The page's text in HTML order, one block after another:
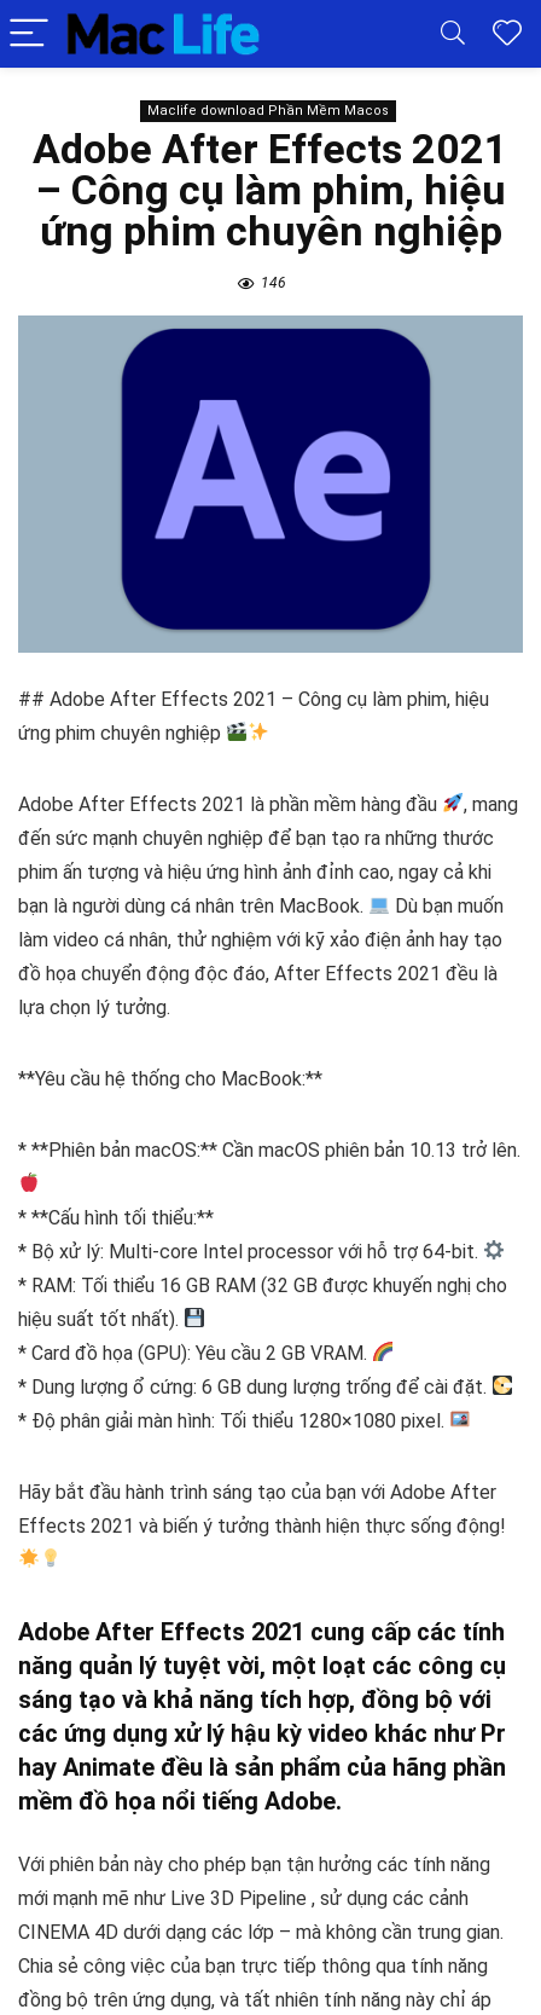
Maclife download Phần Mềm Macos
Adobe After Effects 2021
– Công cụ làm phim, hiệu
ứng phim chuyên nghiệp
146
## Adobe After Effects 2021 – Công cụ làm phim, hiệu
ứng phim chuyên nghiệp
Adobe After Effects 2021 là phần mềm hàng đầu
, mang
đến sức mạnh chuyên nghiệp để bạn tạo ra những thước
phim ấn tượng và hiệu ứng hình ảnh đỉnh cao, ngay cả khi
bạn là người dùng cá nhân trên MacBook.
Dù bạn muốn
làm video cá nhân, thử nghiệm với kỹ xảo điện ảnh hay tạo
đồ họa chuyển động độc đáo, After Effects 2021 đều là
lựa chọn lý tưởng.
**Yêu cầu hệ thống cho MacBook:**
* **Phiên bản macOS:** Cần macOS phiên bản 10.13 trở lên.
* **Cấu hình tối thiểu:**
* Bộ xử lý: Multi-core Intel processor với hỗ trợ 64-bit.
* RAM: Tối thiểu 16 GB RAM (32 GB được khuyến nghị cho
hiệu suất tốt nhất).
* Card đồ họa (GPU): Yêu cầu 2 GB VRAM.
* Dung lượng ổ cứng: 6 GB dung lượng trống để cài đặt.
* Độ phân giải màn hình: Tối thiểu 1280×1080 pixel.
Hãy bắt đầu hành trình sáng tạo của bạn với Adobe After
Effects 2021 và biến ý tưởng thành hiện thực sống động!
Adobe After Effects 2021 cung cấp các tính
năng quản lý tuyệt vời, một loạt các công cụ
sáng tạo và khả năng tích hợp, đồng bộ với
các ứng dụng xử lý hậu kỳ video khác như Pr
hay Animate đều là sản phẩm của hãng phần
mềm đồ họa nổi tiếng Adobe.
Với phiên bản này cho phép bạn tận hưởng các tính năng
mới mạnh mẽ như Live 3D Pipeline , sử dụng các cảnh
CINEMA 4D dưới dạng các lớp – mà không cần trung gian.
Chia sẻ công việc của bạn trực tiếp thông qua tính năng
đồng bộ trên ứng dụng, và tất nhiên tính năng này chỉ áp